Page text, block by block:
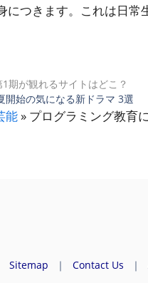
につきます。これは日
期が観れるサイトはどこ？
開始の気になる新ドラマ 3選
能 » プログラミング教育
Sitemap ｜ Contact Us ｜